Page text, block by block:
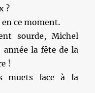
?
ce moment.
sourde, Michel
année la fête de la
!
muets face à la